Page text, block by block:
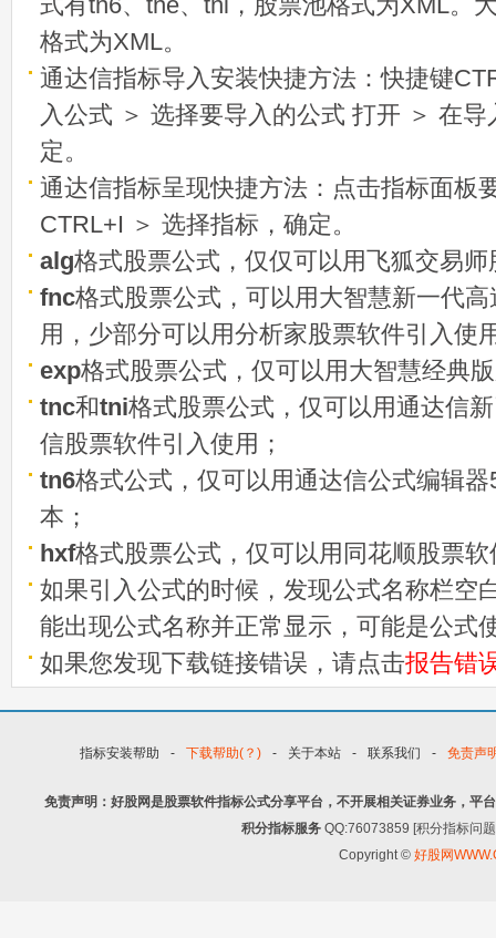
格式为XML。
通达信指标导入安装快捷方法：快捷键
入公式 ＞ 选择要导入的公式 打开 ＞ 在
定。
通达信指标呈现快捷方法：点击指标面板
CTRL+I ＞ 选择指标，确定。
alg格式股票公式，仅仅可以用飞狐交易
fnc格式股票公式，可以用大智慧新一代
用，少部分可以用分析家股票软件引入使
exp格式股票公式，仅可以用大智慧经典
tnc和tni格式股票公式，仅可以用通达信
信股票软件引入使用；
tn6格式公式，仅可以用通达信公式编辑
本；
hxf格式股票公式，仅可以用同花顺股票
如果引入公式的时候，发现公式名称栏空
能出现公式名称并正常显示，可能是公式
如果您发现下载链接错误，请点击报告错
指标安装帮助 - 下载帮助(？) - 关于本站 - 联系我们 - 免责声
免责声明：好股网是股票软件指标公式分享平台，不开展相关证券业务，平
积分指标服务 QQ:76073859 [积分指标问
Copyright © 好股网